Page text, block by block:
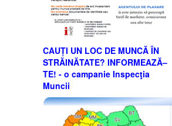
CAUȚI UN LOC DE MUNCĂ ÎN
STRĂINĂTATE? INFORMEAZĂ–
TE! - o campanie Inspecţia
Muncii